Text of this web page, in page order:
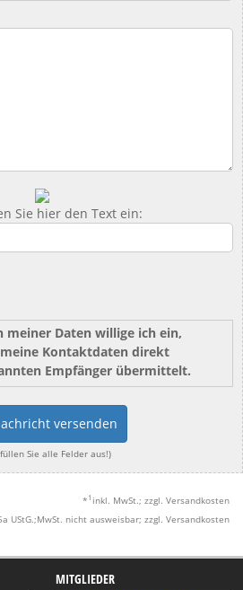
Sie hier den Text ein:
meiner Daten willige ich ein,
meine Kontaktdaten direkt
Empfänger übermittelt.
versenden
Sie alle Felder aus!)
* 1 inkl. MwSt.; zzgl. Versandkosten
UStG.;MwSt. nicht ausweisbar; zzgl. Versandkosten
MITGLIEDER